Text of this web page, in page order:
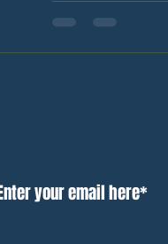
電繩就會被...